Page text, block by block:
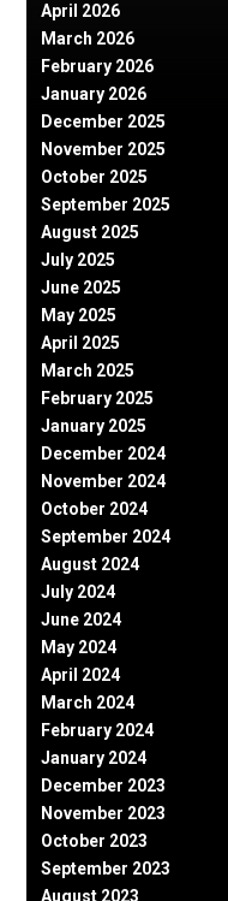
April 2026
March 2026
February 2026
January 2026
December 2025
November 2025
October 2025
September 2025
August 2025
July 2025
June 2025
May 2025
April 2025
March 2025
February 2025
January 2025
December 2024
November 2024
October 2024
September 2024
August 2024
July 2024
June 2024
May 2024
April 2024
March 2024
February 2024
January 2024
December 2023
November 2023
October 2023
September 2023
August 2023